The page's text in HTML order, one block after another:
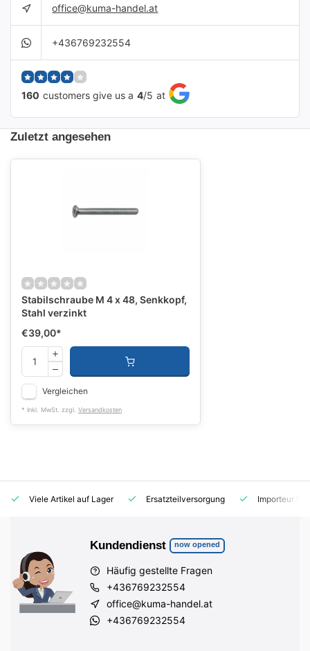
office@kuma-handel.at
+436769232554
160 customers give us a 4/5 at
Zuletzt angesehen
Stabilschraube M 4 x 48, Senkkopf,
Stahl verzinkt
€39,00*
Vergleichen
* Inkl. MwSt. zzgl. Versandkosten
Viele Artikel auf Lager Ersatzteilversorgung Importeur für
Kundendienst now opened
Häufig gestellte Fragen
+436769232554
office@kuma-handel.at
+436769232554